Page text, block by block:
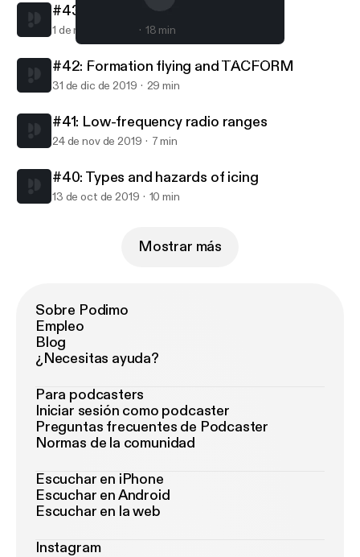
AvFacts - Aviation knowledge without limits
#43: Carburetors
1 de mar de 2020 18 min
#42: Formation flying and TACFORM
31 de dic de 2019 29 min
#41: Low-frequency radio ranges
24 de nov de 2019 7 min
#40: Types and hazards of icing
13 de oct de 2019 10 min
Mostrar más
Sobre Podimo
Empleo
Blog
¿Necesitas ayuda?
Para podcasters
Iniciar sesión como podcaster
Preguntas frecuentes de Podcaster
Normas de la comunidad
Escuchar en iPhone
Escuchar en Android
Escuchar en la web
Instagram